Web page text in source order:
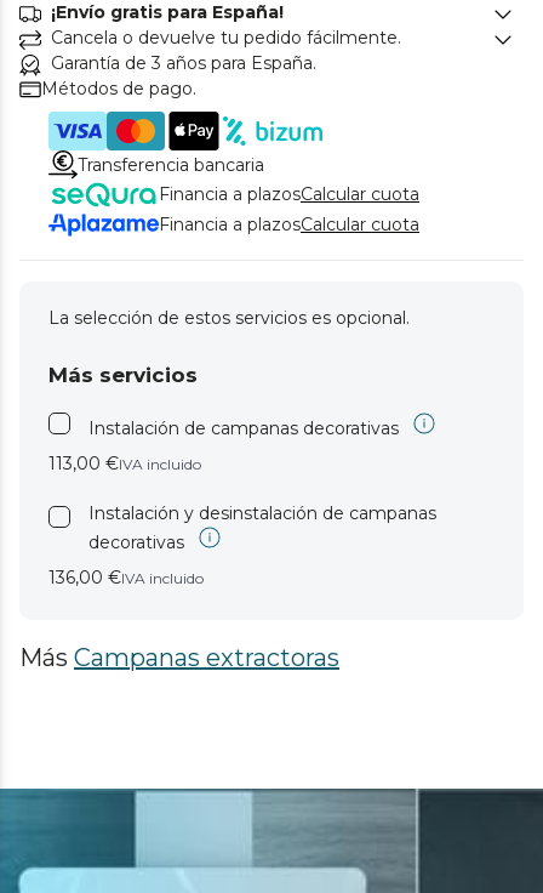
¡Envío gratis para España!
Cancela o devuelve tu pedido fácilmente.
Garantía de 3 años para España.
Métodos de pago.
Transferencia bancaria
Financia a plazosCalcular cuota
Financia a plazosCalcular cuota
La selección de estos servicios es opcional.
Más servicios
Instalación de campanas decorativas
113,00 €IVA incluido
Instalación y desinstalación de campanas
decorativas
136,00 €IVA incluido
Más Campanas extractoras